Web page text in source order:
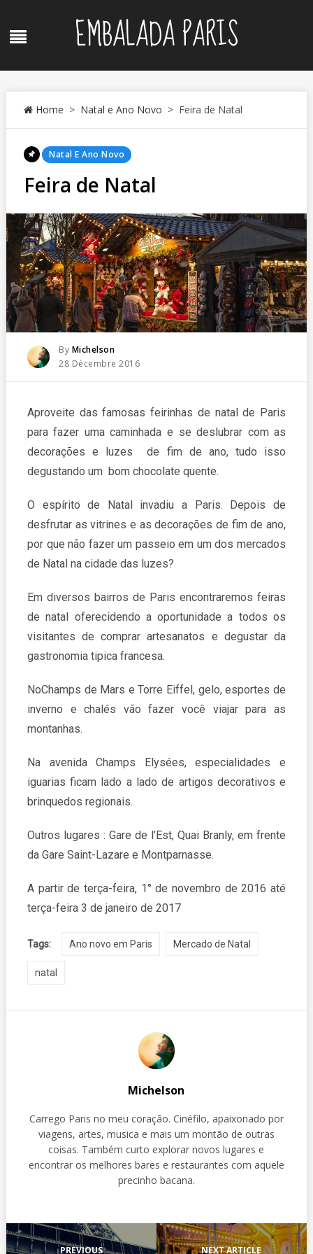
contentMenu EMBALADA PARIS
Home > Natal e Ano Novo > Feira de Natal
Posted
Natal E Ano Novo
Feira de Natal
Posted
By Michelson
Posted
28 Décembre 2016
Aproveite das famosas feirinhas de natal de Paris
para fazer uma caminhada e se deslubrar com as
decorações e luzes de fim de ano, tudo isso
degustando um bom chocolate quente.
O espírito de Natal invadiu a Paris. Depois de
desfrutar as vitrines e as decorações de fim de ano,
por que não fazer um passeio em um dos mercados
de Natal na cidade das luzes?
Em diversos bairros de Paris encontraremos feiras
de natal oferecidendo a oportunidade a todos os
visitantes de comprar artesanatos e degustar da
gastronomia tipica francesa.
NoChamps de Mars e Torre Eiffel, gelo, esportes de
inverno e chalés vão fazer você viajar para as
montanhas.
Na avenida Champs Elysées, especialidades e
iguarias ficam lado a lado de artigos decorativos e
brinquedos regionais.
Outros lugares : Gare de l’Est, Quai Branly, em frente
da Gare Saint-Lazare e Montparnasse.
A partir de terça-feira, 1° de novembro de 2016 até
terça-feira 3 de janeiro de 2017
Tags: Ano novo em Paris Mercado de Natal
natal
Michelson
Carrego Paris no meu coração. Cinéfilo, apaixonado por
viagens, artes, musica e mais um montão de outras
coisas. Também curto explorar novos lugares e
encontrar os melhores bares e restaurantes com aquele
precinho bacana.
PREVIOUS NEXT ARTICLE